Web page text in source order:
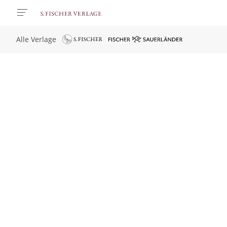
Alle Verlage